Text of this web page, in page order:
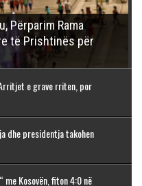
Përparim Rama
të Prishtinës për
e grave rriten, por
dhe presidentja takohen
me Kosovën, fiton 4:0 në